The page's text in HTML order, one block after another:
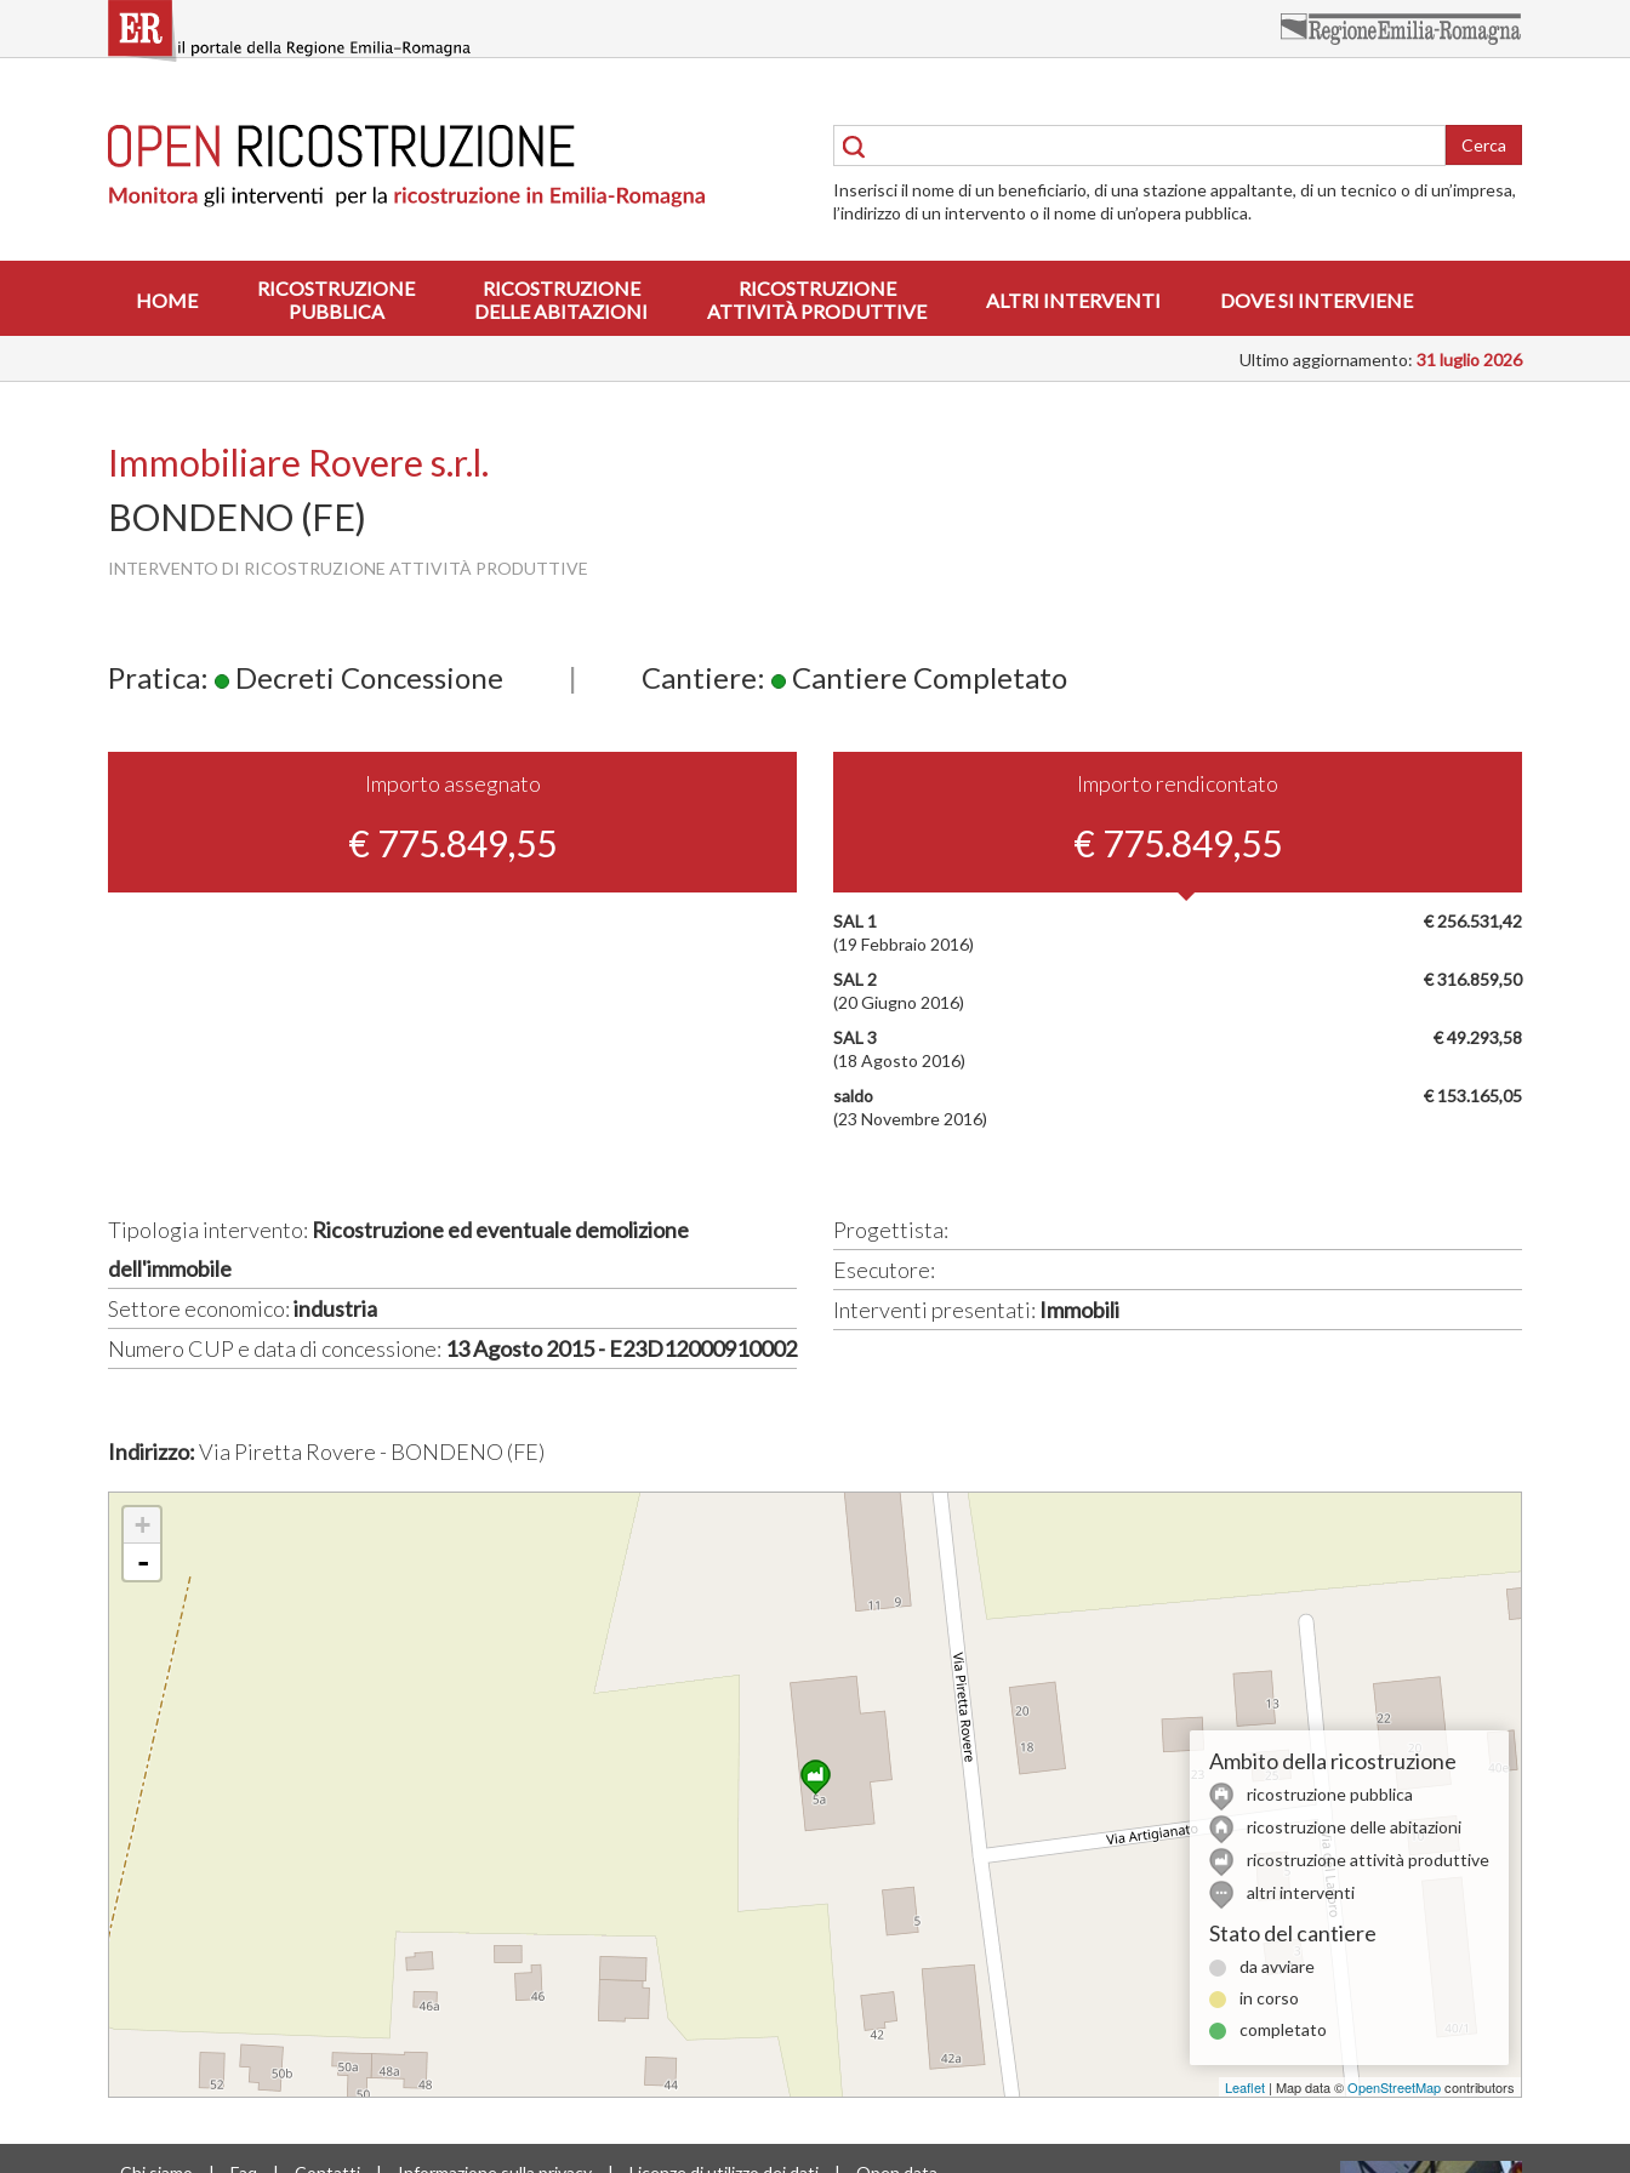
contenuto
RICOSTRUZIONE
PUBBLICA
ABITAZIONI
RICOSTRUZIONE
ATTIVITÀ
INTERVIENE
Cerca
Inserisci il nome di un beneficiario, di una stazione appaltante, di un tecnico o di un’impresa,
l’indirizzo di un intervento o il nome di un’opera pubblica.
HOME
RICOSTRUZIONE
PUBBLICA
RICOSTRUZIONE
DELLE ABITAZIONI
RICOSTRUZIONE
ATTIVITÀ PRODUTTIVE
ALTRI INTERVENTI DOVE SI INTERVIENE
Ultimo aggiornamento: 31 luglio 2026
Immobiliare Rovere s.r.l.
BONDENO (FE)
INTERVENTO DI RICOSTRUZIONE ATTIVITÀ PRODUTTIVE
Pratica: Decreti Concessione | Cantiere: Cantiere Completato
Importo assegnato
€ 775.849,55
Importo rendicontato
€ 775.849,55
€ 256.531,42
SAL 1
(19 Febbraio 2016)
€ 316.859,50
SAL 2
(20 Giugno 2016)
€ 49.293,58
SAL 3
(18 Agosto 2016)
€ 153.165,05
saldo
(23 Novembre 2016)
Tipologia intervento: Ricostruzione ed eventuale demolizione
dell'immobile
Settore economico:industria
Numero CUP e data di concessione: 13 Agosto 2015 - E23D12000910002
Progettista:
Esecutore:
Interventi presentati: Immobili
Indirizzo:Via Piretta Rovere - BONDENO (FE)
+
-
Ambito della ricostruzione
ricostruzione pubblica
ricostruzione delle abitazioni
ricostruzione attività produttive
altri interventi
Stato del cantiere
da avviare
in corso
completato
Leaflet | Map data ©OpenStreetMapcontributors